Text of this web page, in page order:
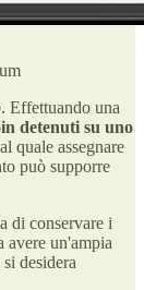
. Effettuando una
detenuti su uno
quale assegnare
può supporre
di conservare i
un'ampia
desidera